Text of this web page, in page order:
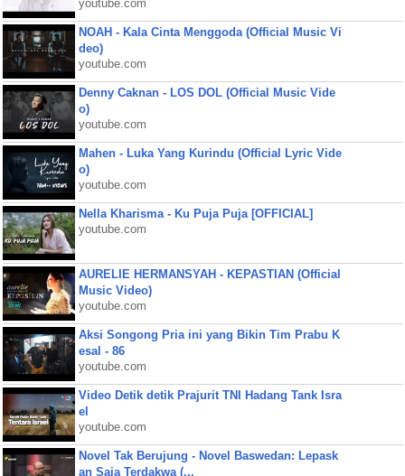
youtube.com
NOAH - Kala Cinta Menggoda (Official Music Vi
deo)
youtube.com
Denny Caknan - LOS DOL (Official Music Vide
o)
youtube.com
Mahen - Luka Yang Kurindu (Official Lyric Vide
o)
youtube.com
Nella Kharisma - Ku Puja Puja [OFFICIAL]
youtube.com
AURELIE HERMANSYAH - KEPASTIAN (Official
Music Video)
youtube.com
Aksi Songong Pria ini yang Bikin Tim Prabu K
esal - 86
youtube.com
Video Detik detik Prajurit TNI Hadang Tank Isra
el
youtube.com
Novel Tak Berujung - Novel Baswedan: Lepask
an Saja Terdakwa (...